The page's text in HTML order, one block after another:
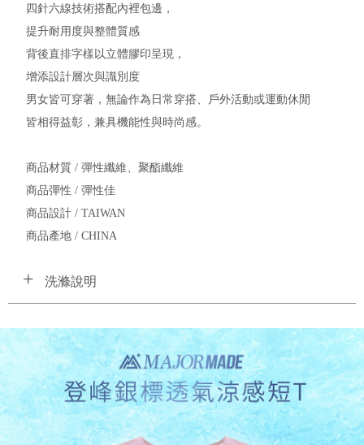
四針六線技術搭配內裡包邊，
提升耐用度與整體質感
背後直排字樣以立體膠印呈現，
增添設計層次與識別度
男女皆可穿著，無論作為日常穿搭、戶外活動或運動休閒
皆相得益彰，兼具機能性與時尚感。
商品材質 / 彈性纖維、聚酯纖維
商品彈性 / 彈性佳
商品設計 / TAIWAN
商品產地 / CHINA
洗滌說明